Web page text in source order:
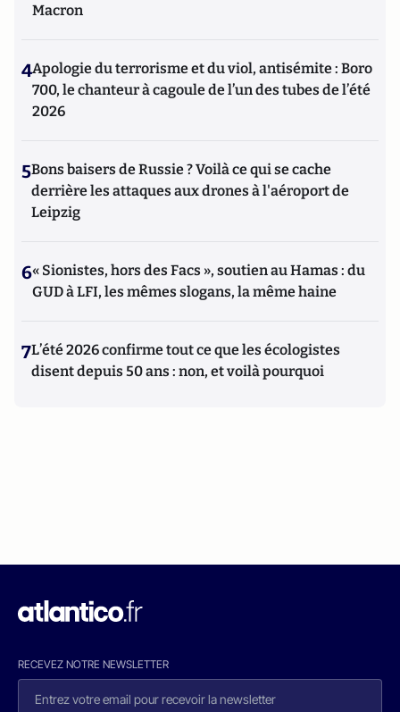
Macron
4Apologie du terrorisme et du viol, antisémite : Boro
700, le chanteur à cagoule de l’un des tubes de l’été
2026
5Bons baisers de Russie ? Voilà ce qui se cache
derrière les attaques aux drones à l'aéroport de
Leipzig
6« Sionistes, hors des Facs », soutien au Hamas : du
GUD à LFI, les mêmes slogans, la même haine
7L’été 2026 confirme tout ce que les écologistes
disent depuis 50 ans : non, et voilà pourquoi
RECEVEZ NOTRE NEWSLETTER